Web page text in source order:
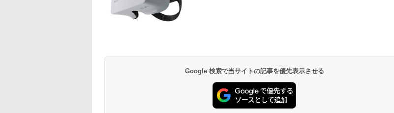
Google 検索で当サイトの記事を優先表示させる